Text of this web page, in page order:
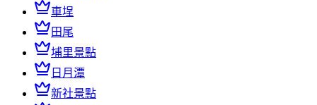
車埕
田尾
埔里景點
日月潭
新社景點